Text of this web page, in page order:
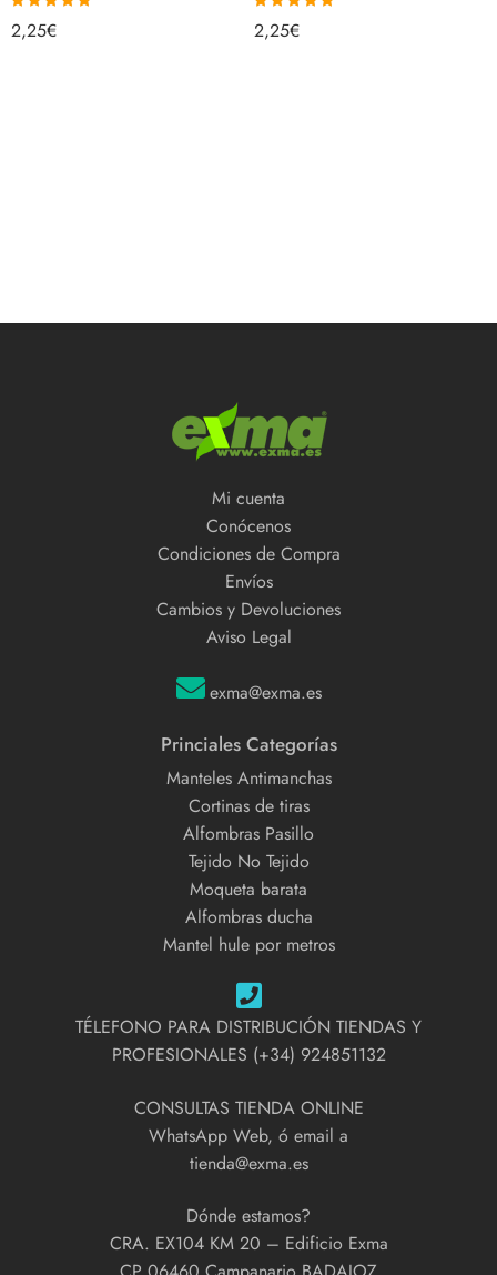
Valorado con
5.00de 5
2,25€
Valorado con
5.00de 5
2,25€
Mi cuenta
Conócenos
Condiciones de Compra
Envíos
Cambios y Devoluciones
Aviso Legal
exma@exma.es
Princiales Categorías
Manteles Antimanchas
Cortinas de tiras
Alfombras Pasillo
Tejido No Tejido
Moqueta barata
Alfombras ducha
Mantel hule por metros
TÉLEFONO PARA DISTRIBUCIÓN TIENDAS Y
PROFESIONALES (+34) 924851132
CONSULTAS TIENDA ONLINE
WhatsApp Web, ó email a
tienda@exma.es
Dónde estamos?
CRA. EX104 KM 20 – Edificio Exma